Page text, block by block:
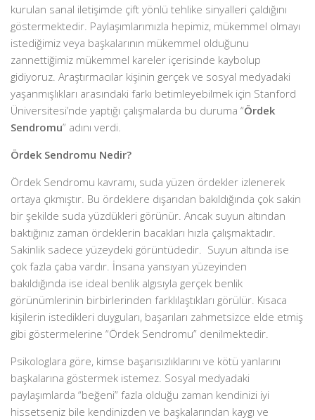
kurulan sanal iletişimde çift yönlü tehlike sinyalleri çaldığını
göstermektedir. Paylaşımlarımızla hepimiz, mükemmel olmayı
istediğimiz veya başkalarının mükemmel olduğunu
zannettiğimiz mükemmel kareler içerisinde kaybolup
gidiyoruz. Araştırmacılar kişinin gerçek ve sosyal medyadaki
yaşanmışlıkları arasındaki farkı betimleyebilmek için Stanford
Üniversitesi’nde yaptığı çalışmalarda bu duruma “Ördek
Sendromu” adını verdi.
Ördek Sendromu Nedir?
Ördek Sendromu kavramı, suda yüzen ördekler izlenerek
ortaya çıkmıştır. Bu ördeklere dışarıdan bakıldığında çok sakin
bir şekilde suda yüzdükleri görünür. Ancak suyun altından
baktığınız zaman ördeklerin bacakları hızla çalışmaktadır.
Sakinlik sadece yüzeydeki görüntüdedir. Suyun altında ise
çok fazla çaba vardır. İnsana yansıyan yüzeyinden
bakıldığında ise ideal benlik algısıyla gerçek benlik
görünümlerinin birbirlerinden farklılaştıkları görülür. Kısaca
kişilerin istedikleri duyguları, başarıları zahmetsizce elde etmiş
gibi göstermelerine “Ördek Sendromu” denilmektedir.
Psikologlara göre, kimse başarısızlıklarını ve kötü yanlarını
başkalarına göstermek istemez. Sosyal medyadaki
paylaşımlarda “beğeni” fazla olduğu zaman kendinizi iyi
hissetseniz bile kendinizden ve başkalarından kaygı ve